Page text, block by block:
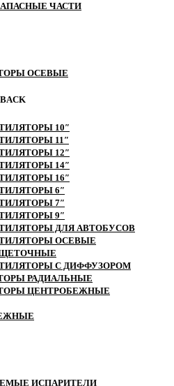
ЧАСТИ
ОСЕВЫЕ
BACK
10″
11″
12″
14″
16″
6″
7″
9″
ДЛЯ АВТОБУСОВ
ОСЕВЫЕ
С ДИФФУЗОРОМ
РАДИАЛЬНЫЕ
ЦЕНТРОБЕЖНЫЕ
ИСПАРИТЕЛИ